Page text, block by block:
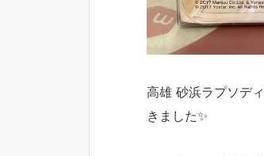
高雄 砂浜ラプソデ
きました✨